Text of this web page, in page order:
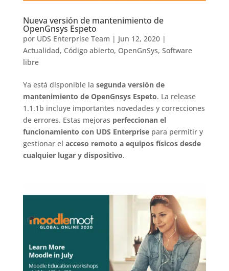
Nueva versión de mantenimiento de
OpenGnsys Espeto
por UDS Enterprise Team | Jun 12, 2020|
Actualidad, Código abierto, OpenGnSys, Software
libre
Ya está disponible la segunda versión de
mantenimiento de OpenGnsys Espeto. La release
1.1.1b incluye importantes novedades y correcciones
de errores. Estas mejoras perfeccionan el
funcionamiento con UDS Enterprisepara permitir y
gestionar el acceso remoto a equipos físicos desde
cualquier lugar y dispositivo.